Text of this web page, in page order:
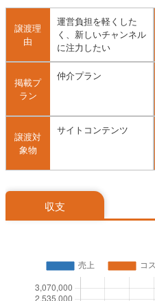
譲渡理
由
運営負担を軽くした
く、新しいチャンネル
に注力したい
掲載プ
ラン
仲介プラン
譲渡対
象物
サイトコンテンツ
収支